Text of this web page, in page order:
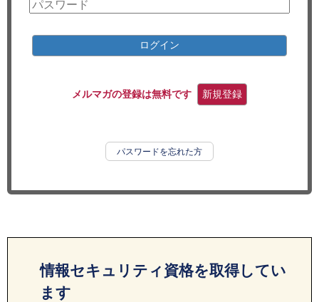
コンサルティング
リサーチ ログイン
メルマガの登録は無料です 新規登録
パスワードを忘れた方
情報セキュリティ資格を取得してい
ます